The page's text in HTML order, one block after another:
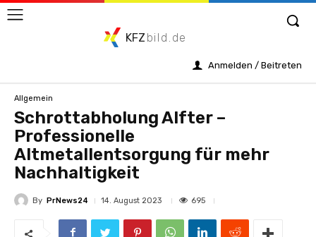
KFZ bild.de
Anmelden / Beitreten
Allgemein
Schrottabholung Alfter –
Professionelle
Altmetallentsorgung für mehr
Nachhaltigkeit
By PrNews24 14. August 2023 695